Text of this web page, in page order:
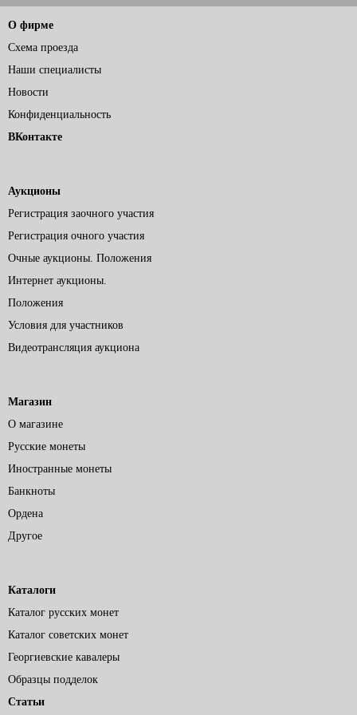
О фирме
Схема проезда
Наши специалисты
Новости
Конфиденциальность
ВКонтакте
Аукционы
Регистрация заочного участия
Регистрация очного участия
Очные аукционы. Положения
Интернет аукционы.
Положения
Условия для участников
Видеотрансляция аукциона
Магазин
О магазине
Русские монеты
Иностранные монеты
Банкноты
Ордена
Другое
Каталоги
Каталог русских монет
Каталог советских монет
Георгиевские кавалеры
Образцы подделок
Статьи